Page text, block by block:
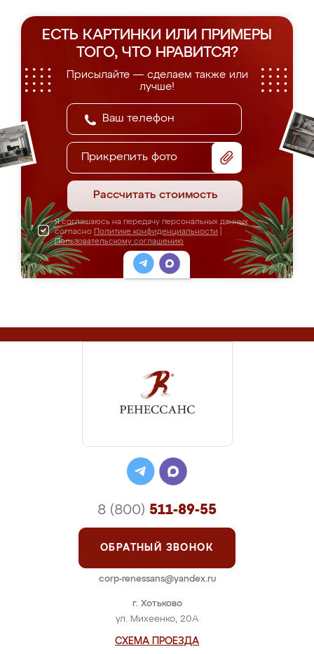
ЕСТЬ КАРТИНКИ ИЛИ ПРИМЕРЫ
ТОГО, ЧТО НРАВИТСЯ?
Присылайте — сделаем также или
лучше!
Прикрепить фото
Рассчитать стоимость
Я соглашаюсь на передачу персональных данных
согласно Политике конфиденциальности
Пользовательскому соглашению
г. Хотьково
ул. Михеенко, 20А
СХЕМА ПРОЕЗДА
8 (800) 511-89-55
ОБРАТНЫЙ ЗВОНОК
corp-renessans@yandex.ru